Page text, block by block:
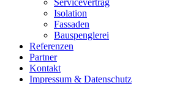
Servicevertrag
Isolation
Fassaden
Bauspenglerei
Referenzen
Partner
Kontakt
Impressum & Datenschutz